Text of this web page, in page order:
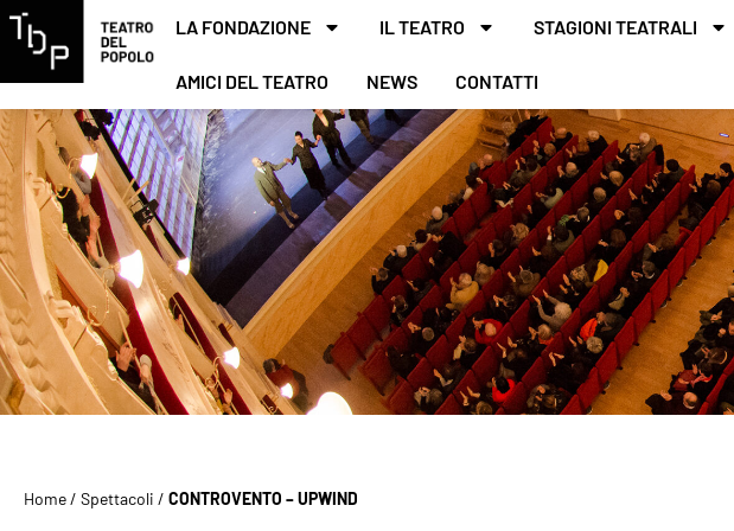
LA FONDAZIONE IL TEATRO STAGIONI TEATRALI
AMICI DEL TEATRO NEWS CONTATTI
Home/ Spettacoli / CONTROVENTO – UPWIND